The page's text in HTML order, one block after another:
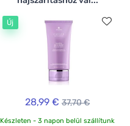
Új
28,99 € 37,70 €
Készleten - 3 napon belül szállítunk